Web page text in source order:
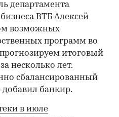
департамента
ВТБ Алексей
возможных
программ во
итоговый
несколько лет.
сбалансированный
банкир.
в июле